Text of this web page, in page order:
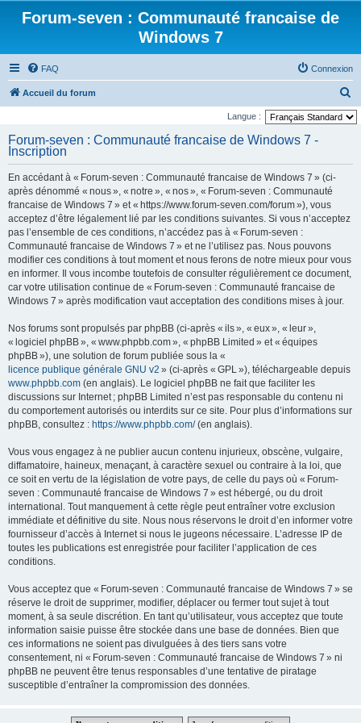
Forum-seven : Communauté francaise de
Windows 7
FAQ Connexion
Accueil du forum
e
Langue :
Forum-seven : Communauté francaise de Windows 7 -
Inscription
En accédant à « Forum-seven : Communauté francaise de Windows 7 » (ci-
après dénommé « nous », « notre », « nos », « Forum-seven : Communauté
francaise de Windows 7 » et « https://www.forum-seven.com/forum »), vous
acceptez d’être légalement lié par les conditions suivantes. Si vous n’acceptez
pas l’ensemble de ces conditions, n’accédez pas à « Forum-seven :
Communauté francaise de Windows 7 » et ne l’utilisez pas. Nous pouvons
modifier ces conditions à tout moment et nous ferons de notre mieux pour vous
en informer. Il vous incombe toutefois de consulter régulièrement ce document,
car votre utilisation continue de « Forum-seven : Communauté francaise de
Windows 7 » après modification vaut acceptation des conditions mises à jour.
Nos forums sont propulsés par phpBB (ci-après « ils », « eux », « leur »,
« logiciel phpBB », « www.phpbb.com », « phpBB Limited » et « équipes
phpBB »), une solution de forum publiée sous la «
licence publique générale GNU v2 » (ci-après « GPL »), téléchargeable depuis
www.phpbb.com (en anglais). Le logiciel phpBB ne fait que faciliter les
discussions sur Internet ; phpBB Limited n’est pas responsable du contenu ni
du comportement autorisés ou interdits sur ce site. Pour plus d’informations sur
phpBB, consultez : https://www.phpbb.com/(en anglais).
Vous vous engagez à ne publier aucun contenu injurieux, obscène, vulgaire,
diffamatoire, haineux, menaçant, à caractère sexuel ou contraire à la loi, que
ce soit en vertu de la législation de votre pays, de celle du pays où « Forum-
seven : Communauté francaise de Windows 7 » est hébergé, ou du droit
international. Tout manquement à cette règle peut entraîner votre exclusion
immédiate et définitive du site. Nous nous réservons le droit d’en informer votre
fournisseur d’accès à Internet si nous le jugeons nécessaire. L’adresse IP de
toutes les publications est enregistrée pour faciliter l’application de ces
conditions.
Vous acceptez que « Forum-seven : Communauté francaise de Windows 7 » se
réserve le droit de supprimer, modifier, déplacer ou fermer tout sujet à tout
moment, à sa seule discrétion. En tant qu’utilisateur, vous acceptez que toute
information saisie puisse être stockée dans une base de données. Bien que
ces informations ne soient pas divulguées à des tiers sans votre
consentement, ni « Forum-seven : Communauté francaise de Windows 7 » ni
phpBB ne peuvent être tenus responsables d’une tentative de piratage
susceptible d’entraîner la compromission des données.